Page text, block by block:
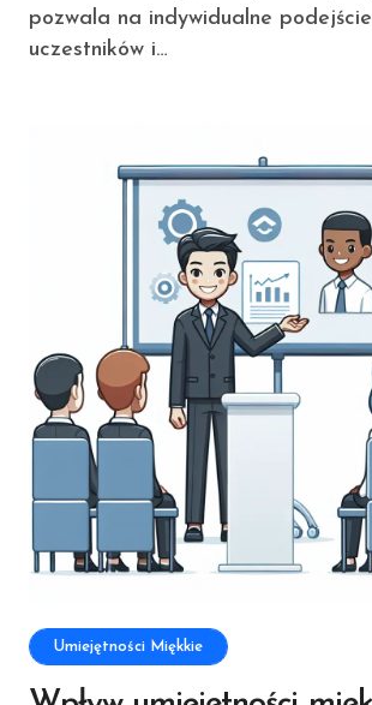
pozwala na indywidualne
uczestników i…
Umiejętności Miękkie